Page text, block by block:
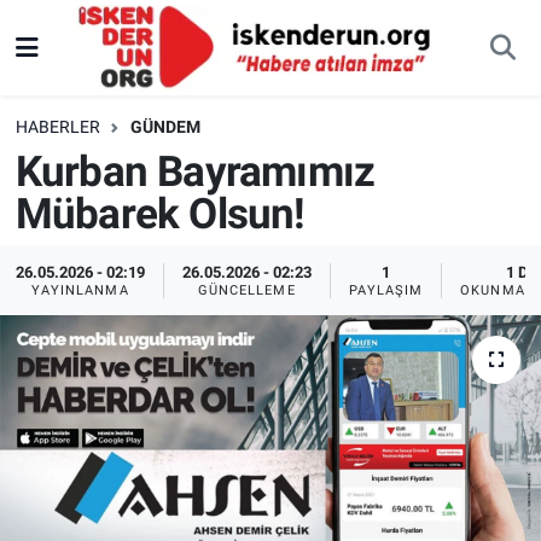
HABERLER GÜNDEM
Kurban Bayramımız
Mübarek Olsun!
26.05.2026 - 02:19
YAYINLANMA
26.05.2026 - 02:23
GÜNCELLEME
1
PAYLAŞIM
1 DK
OKUNMA